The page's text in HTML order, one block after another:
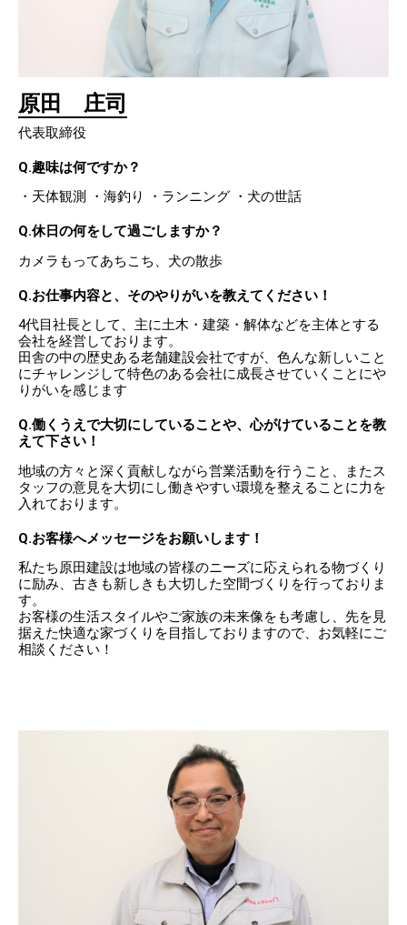
原田 庄司
代表取締役
Q.趣味は何ですか？
・天体観測 ・海釣り ・ランニング ・犬の世話
Q.休日の何をして過ごしますか？
カメラもってあちこち、犬の散歩
Q.お仕事内容と、そのやりがいを教えてください！
4代目社長として、主に土木・建築・解体などを主体とする
会社を経営しております。
田舎の中の歴史ある老舗建設会社ですが、色んな新しいこと
にチャレンジして特色のある会社に成長させていくことにや
りがいを感じます
Q.働くうえで大切にしていることや、心がけていることを教
えて下さい！
地域の方々と深く貢献しながら営業活動を行うこと、またス
タッフの意見を大切にし働きやすい環境を整えることに力を
入れております。
Q.お客様へメッセージをお願いします！
私たち原田建設は地域の皆様のニーズに応えられる物づくり
に励み、古きも新しきも大切した空間づくりを行っておりま
す。
お客様の生活スタイルやご家族の未来像をも考慮し、先を見
据えた快適な家づくりを目指しておりますので、お気軽にご
相談ください！